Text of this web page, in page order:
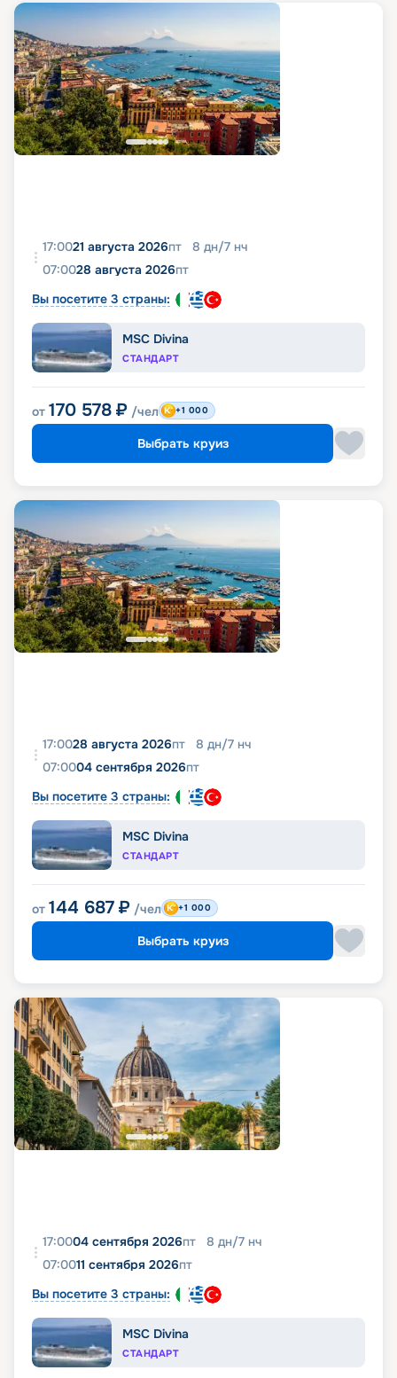
17:0021 августа 2026пт 8 дн/7 нч
07:0028 августа 2026пт
Вы посетите 3 страны:
MSC Divina
СТАНДАРТ
от 170 578 ₽ /чел +1 000
Выбрать круиз
17:0028 августа 2026пт 8 дн/7 нч
07:0004 сентября 2026пт
Вы посетите 3 страны:
MSC Divina
СТАНДАРТ
от 144 687 ₽ /чел +1 000
Выбрать круиз
17:0004 сентября 2026пт 8 дн/7 нч
07:0011 сентября 2026пт
Вы посетите 3 страны:
MSC Divina
СТАНДАРТ